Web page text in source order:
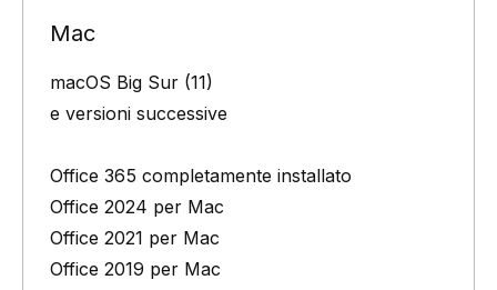
Mac
macOS Big Sur (11)
e versioni successive
Office 365 completamente installato
Office 2024 per Mac
Office 2021 per Mac
Office 2019 per Mac